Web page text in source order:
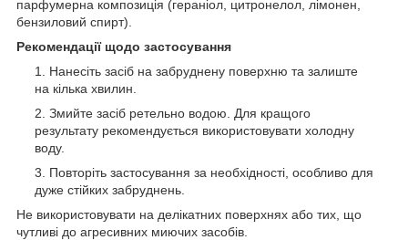
парфумерна композиція (гераніол, цитронелол, лімонен,
бензиловий спирт).
Рекомендації щодо застосування
Нанесіть засіб на забруднену поверхню та залиште
на кілька хвилин.
Змийте засіб ретельно водою. Для кращого
результату рекомендується використовувати холодну
воду.
Повторіть застосування за необхідності, особливо для
дуже стійких забруднень.
Не використовувати на делікатних поверхнях або тих, що
чутливі до агресивних миючих засобів.